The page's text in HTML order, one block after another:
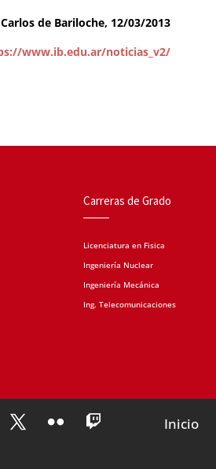
de Bariloche, 12/03/2013
www.ib.edu.ar/noticias_v2/
Carreras de Grado
Licenciatura en Fisica
Ingeniería Nuclear
Ingeniería Mecánica
Ing. Telecomunicaciones
Inicio